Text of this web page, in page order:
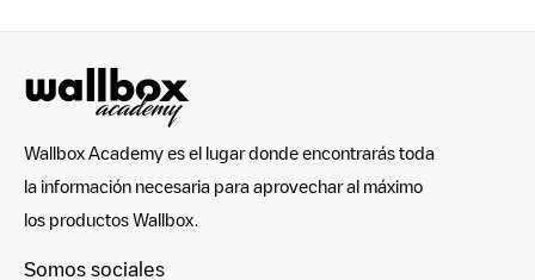
Wallbox Academy es el lugar donde encontrarás toda
la información necesaria para aprovechar al máximo
los productos Wallbox.
Somos sociales